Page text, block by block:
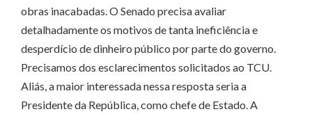
obras inacabadas. O Senado precisa avaliar
detalhadamente os motivos de tanta ineficiência e
desperdício de dinheiro público por parte do governo.
Precisamos dos esclarecimentos solicitados ao TCU.
Aliás, a maior interessada nessa resposta seria a
Presidente da República, como chefe de Estado. A